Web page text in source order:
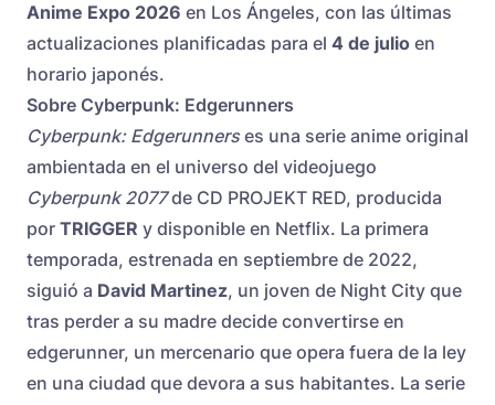
Anime Expo 2026 en Los Ángeles, con las últimas
actualizaciones planificadas para el 4 de julio en
horario japonés.
Sobre Cyberpunk: Edgerunners
Cyberpunk: Edgerunnerses una serie anime original
ambientada en el universo del videojuego
Cyberpunk 2077de CD PROJEKT RED, producida
por TRIGGER y disponible en Netflix. La primera
temporada, estrenada en septiembre de 2022,
siguió a David Martinez, un joven de Night City que
tras perder a su madre decide convertirse en
edgerunner, un mercenario que opera fuera de la ley
en una ciudad que devora a sus habitantes. La serie